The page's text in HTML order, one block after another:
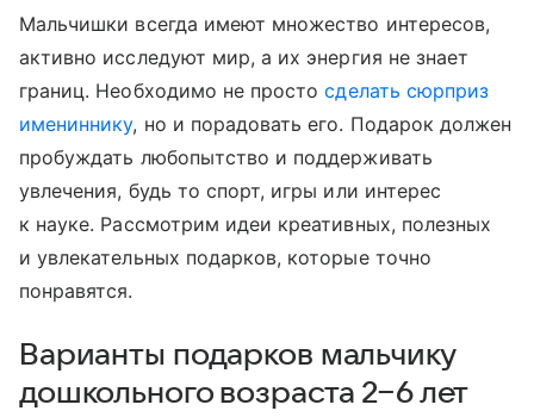
Мальчишки всегда имеют множество интересов,
активно исследуют мир, а их энергия не знает
границ. Необходимо не простосделать сюрприз
имениннику, но и порадовать его. Подарок должен
пробуждать любопытство и поддерживать
увлечения, будь то спорт, игры или интерес
к науке. Рассмотрим идеи креативных, полезных
и увлекательных подарков, которые точно
понравятся.
Варианты подарков мальчику
дошкольного возраста 2−6 лет